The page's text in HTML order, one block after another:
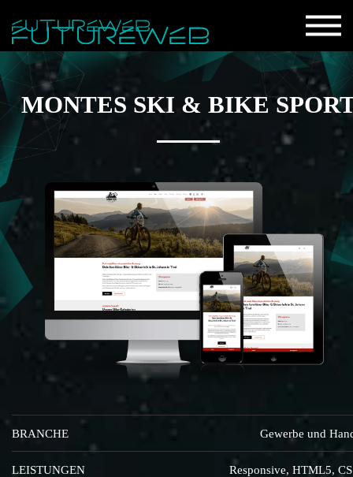
MONTES SKI & BIKE
BRANCHE Gewerbe und
LEISTUNGEN Responsive, HTML5,